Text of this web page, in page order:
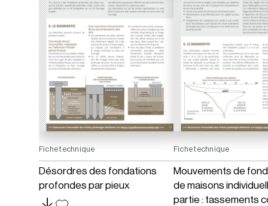
Fiche technique
Désordres des fondations
profondes par pieux
Fiche technique
Mouvements de
de maisons
partie : tassements